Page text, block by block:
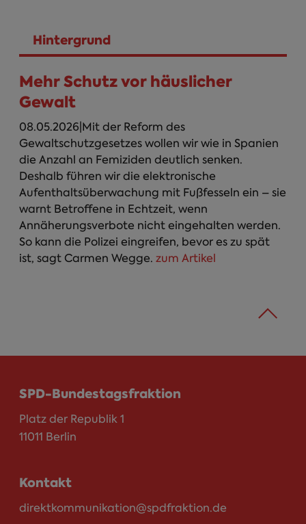
Hintergrund
Mehr Schutz vor häuslicher
Gewalt
08.05.2026|Mit der Reform des
Gewaltschutzgesetzes wollen wir wie in Spanien
die Anzahl an Femiziden deutlich senken.
Deshalb führen wir die elektronische
Aufenthaltsüberwachung mit Fußfesseln ein – sie
warnt Betroffene in Echtzeit, wenn
Annäherungsverbote nicht eingehalten werden.
So kann die Polizei eingreifen, bevor es zu spät
ist, sagt Carmen Wegge. zum Artikel
SPD-Bundestagsfraktion
Platz der Republik 1
11011 Berlin
Kontakt
direktkommunikation@spdfraktion.de